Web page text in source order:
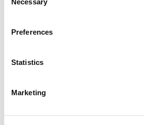
Selection
Preferences
Statistics
Marketing